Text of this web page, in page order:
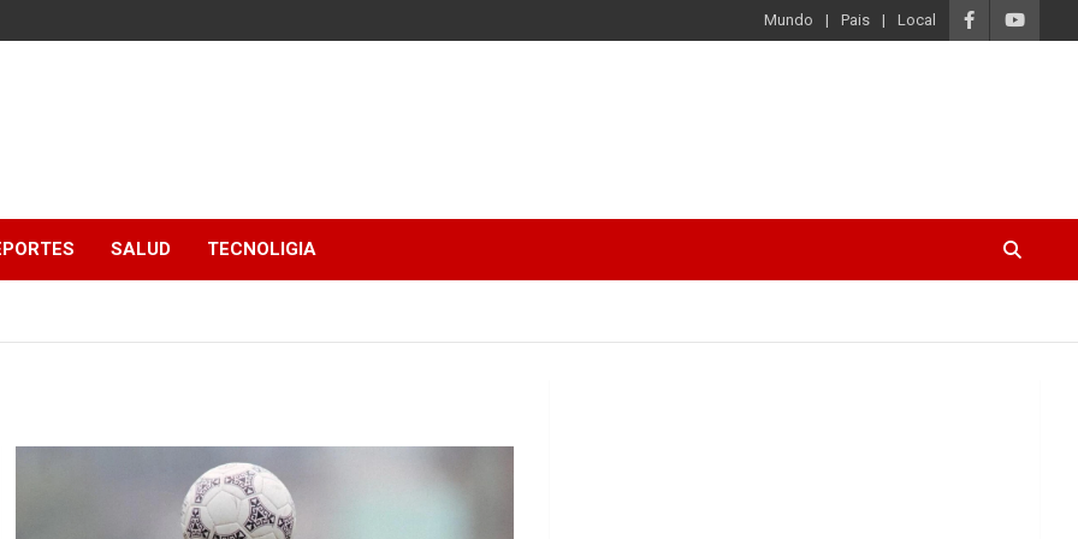
Mundo Pais Local
SALUD TECNOLIGIA